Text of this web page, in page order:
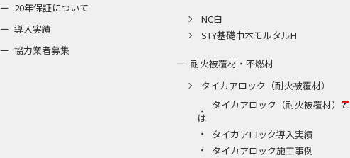
20年保証について
導入実績
協力業者募集
NC白
STY基礎巾木モルタルH
耐火被覆材・不燃材
タイカアロック（耐火被覆材）
タイカアロック（耐火被覆材）と
は
タイカアロック導入実績
タイカアロック施工事例